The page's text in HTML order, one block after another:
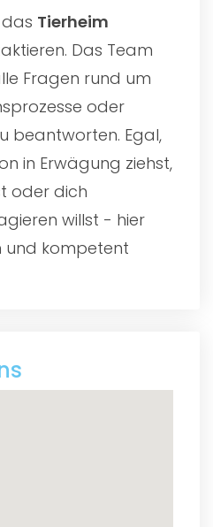
Tierheim
Das Team
Fragen rund um
oder
beantworten. Egal,
in Erwägung ziehst,
oder dich
willst - hier
und kompetent